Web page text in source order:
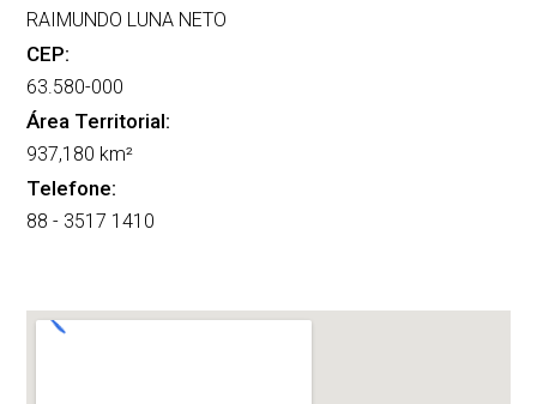
RAIMUNDO LUNA NETO
CEP:
63.580-000
Área Territorial:
937,180 km²
Telefone:
88 - 3517 1410